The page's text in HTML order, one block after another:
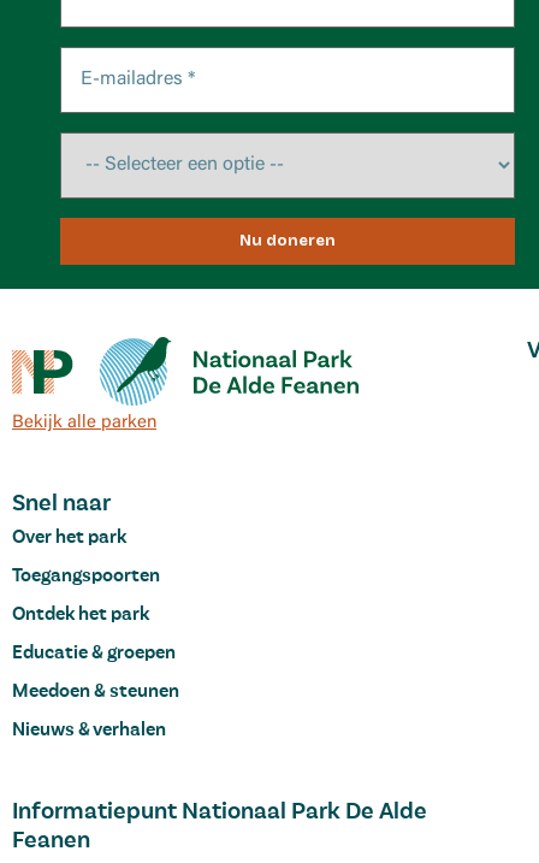
Nu doneren
Bekijk alle parken
Snel naar
Over het park
Toegangspoorten
Ontdek het park
Educatie & groepen
Meedoen & steunen
Nieuws & verhalen
Informatiepunt Nationaal Park De Alde
Feanen